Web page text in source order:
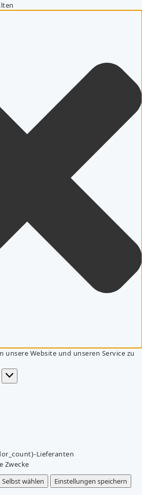
unsere Website und unseren Service zu
Lieferanten
Zwecke
Selbst wählen
Einstellungen speichern